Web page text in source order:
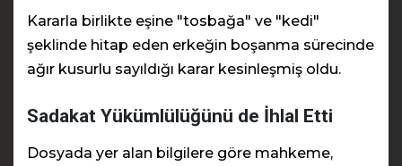
Kararla birlikte eşine "tosbağa" ve "kedi"
şeklinde hitap eden erkeğin boşanma sürecinde
ağır kusurlu sayıldığı karar kesinleşmiş oldu.
Sadakat Yükümlülüğünü de İhlal Etti
Dosyada yer alan bilgilere göre mahkeme,